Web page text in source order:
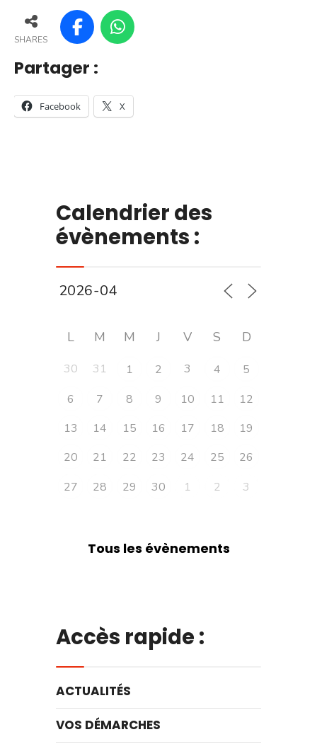
SHARES
Partager :
Facebook X
Calendrier des
évènements :
L M M J V S D
30 31 1 2 3 4
5
6
7 8 9 10 11
12
13
14 15 16 17 18
19
20
21 22 23 24 25
26
27
28 29 30 1 2 3
Tous les évènements
Accès rapide :
ACTUALITÉS
VOS DÉMARCHES